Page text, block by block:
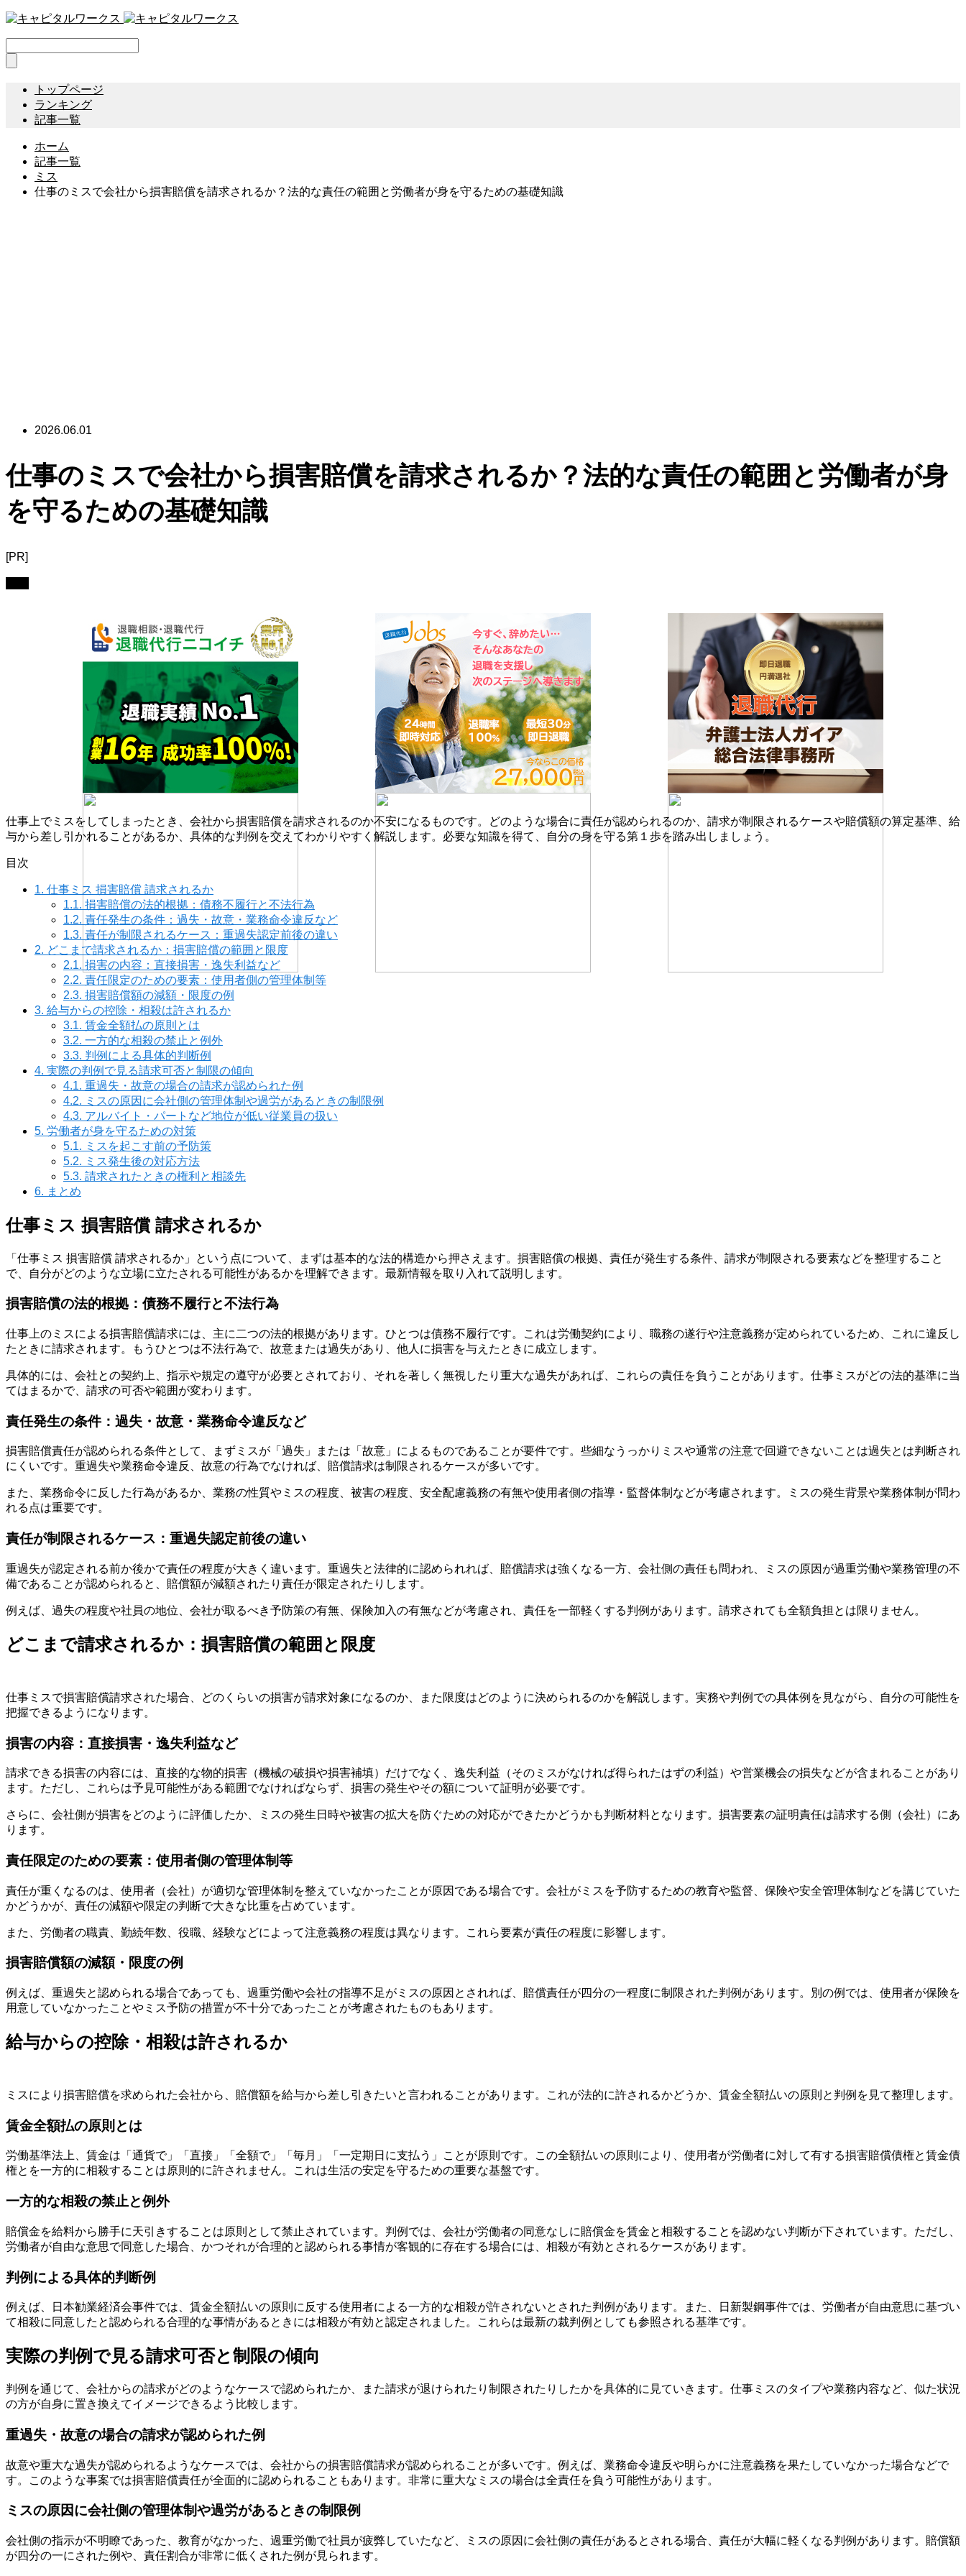
トップページ
ランキング
記事一覧
ホーム
記事一覧
ミス
仕事のミスで会社から損害賠償を請求されるか？法的な責任の範囲と労働者が身を守るための基礎知識
2026.06.01
仕事のミスで会社から損害賠償を請求されるか？法的な責任の範囲と労働者が身
を守るための基礎知識
[PR]
仕事上でミスをしてしまったとき、会社から損害賠償を請求されるのか不安になるものです。どのような場合に責任が認められるのか、請求が制限されるケースや賠償額の算定基準、給
与から差し引かれることがあるか、具体的な判例を交えてわかりやすく解説します。必要な知識を得て、自分の身を守る第１歩を踏み出しましょう。
目次
1. 仕事ミス 損害賠償 請求されるか
1.1. 損害賠償の法的根拠：債務不履行と不法行為
1.2. 責任発生の条件：過失・故意・業務命令違反など
1.3. 責任が制限されるケース：重過失認定前後の違い
2. どこまで請求されるか：損害賠償の範囲と限度
2.1. 損害の内容：直接損害・逸失利益など
2.2. 責任限定のための要素：使用者側の管理体制等
2.3. 損害賠償額の減額・限度の例
3. 給与からの控除・相殺は許されるか
3.1. 賃金全額払の原則とは
3.2. 一方的な相殺の禁止と例外
3.3. 判例による具体的判断例
4. 実際の判例で見る請求可否と制限の傾向
4.1. 重過失・故意の場合の請求が認められた例
4.2. ミスの原因に会社側の管理体制や過労があるときの制限例
4.3. アルバイト・パートなど地位が低い従業員の扱い
5. 労働者が身を守るための対策
5.1. ミスを起こす前の予防策
5.2. ミス発生後の対応方法
5.3. 請求されたときの権利と相談先
6. まとめ
仕事ミス 損害賠償 請求されるか
「仕事ミス 損害賠償 請求されるか」という点について、まずは基本的な法的構造から押さえます。損害賠償の根拠、責任が発生する条件、請求が制限される要素などを整理すること
で、自分がどのような立場に立たされる可能性があるかを理解できます。最新情報を取り入れて説明します。
損害賠償の法的根拠：債務不履行と不法行為
仕事上のミスによる損害賠償請求には、主に二つの法的根拠があります。ひとつは債務不履行です。これは労働契約により、職務の遂行や注意義務が定められているため、これに違反し
たときに請求されます。もうひとつは不法行為で、故意または過失があり、他人に損害を与えたときに成立します。
具体的には、会社との契約上、指示や規定の遵守が必要とされており、それを著しく無視したり重大な過失があれば、これらの責任を負うことがあります。仕事ミスがどの法的基準に当
てはまるかで、請求の可否や範囲が変わります。
責任発生の条件：過失・故意・業務命令違反など
損害賠償責任が認められる条件として、まずミスが「過失」または「故意」によるものであることが要件です。些細なうっかりミスや通常の注意で回避できないことは過失とは判断され
にくいです。重過失や業務命令違反、故意の行為でなければ、賠償請求は制限されるケースが多いです。
また、業務命令に反した行為があるか、業務の性質やミスの程度、被害の程度、安全配慮義務の有無や使用者側の指導・監督体制などが考慮されます。ミスの発生背景や業務体制が問わ
れる点は重要です。
責任が制限されるケース：重過失認定前後の違い
重過失が認定される前か後かで責任の程度が大きく違います。重過失と法律的に認められれば、賠償請求は強くなる一方、会社側の責任も問われ、ミスの原因が過重労働や業務管理の不
備であることが認められると、賠償額が減額されたり責任が限定されたりします。
例えば、過失の程度や社員の地位、会社が取るべき予防策の有無、保険加入の有無などが考慮され、責任を一部軽くする判例があります。請求されても全額負担とは限りません。
どこまで請求されるか：損害賠償の範囲と限度
仕事ミスで損害賠償請求された場合、どのくらいの損害が請求対象になるのか、また限度はどのように決められるのかを解説します。実務や判例での具体例を見ながら、自分の可能性を
把握できるようになります。
損害の内容：直接損害・逸失利益など
請求できる損害の内容には、直接的な物的損害（機械の破損や損害補填）だけでなく、逸失利益（そのミスがなければ得られたはずの利益）や営業機会の損失などが含まれることがあり
ます。ただし、これらは予見可能性がある範囲でなければならず、損害の発生やその額について証明が必要です。
さらに、会社側が損害をどのように評価したか、ミスの発生日時や被害の拡大を防ぐための対応ができたかどうかも判断材料となります。損害要素の証明責任は請求する側（会社）にあ
ります。
責任限定のための要素：使用者側の管理体制等
責任が重くなるのは、使用者（会社）が適切な管理体制を整えていなかったことが原因である場合です。会社がミスを予防するための教育や監督、保険や安全管理体制などを講じていた
かどうかが、責任の減額や限定の判断で大きな比重を占めています。
また、労働者の職責、勤続年数、役職、経験などによって注意義務の程度は異なります。これら要素が責任の程度に影響します。
損害賠償額の減額・限度の例
例えば、重過失と認められる場合であっても、過重労働や会社の指導不足がミスの原因とされれば、賠償責任が四分の一程度に制限された判例があります。別の例では、使用者が保険を
用意していなかったことやミス予防の措置が不十分であったことが考慮されたものもあります。
給与からの控除・相殺は許されるか
ミスにより損害賠償を求められた会社から、賠償額を給与から差し引きたいと言われることがあります。これが法的に許されるかどうか、賃金全額払いの原則と判例を見て整理します。
賃金全額払の原則とは
労働基準法上、賃金は「通貨で」「直接」「全額で」「毎月」「一定期日に支払う」ことが原則です。この全額払いの原則により、使用者が労働者に対して有する損害賠償債権と賃金債
権とを一方的に相殺することは原則的に許されません。これは生活の安定を守るための重要な基盤です。
一方的な相殺の禁止と例外
賠償金を給料から勝手に天引きすることは原則として禁止されています。判例では、会社が労働者の同意なしに賠償金を賃金と相殺することを認めない判断が下されています。ただし、
労働者が自由な意思で同意した場合、かつそれが合理的と認められる事情が客観的に存在する場合には、相殺が有効とされるケースがあります。
判例による具体的判断例
例えば、日本勧業経済会事件では、賃金全額払いの原則に反する使用者による一方的な相殺が許されないとされた判例があります。また、日新製鋼事件では、労働者が自由意思に基づい
て相殺に同意したと認められる合理的な事情があるときには相殺が有効と認定されました。これらは最新の裁判例としても参照される基準です。
実際の判例で見る請求可否と制限の傾向
判例を通じて、会社からの請求がどのようなケースで認められたか、また請求が退けられたり制限されたりしたかを具体的に見ていきます。仕事ミスのタイプや業務内容など、似た状況
の方が自身に置き換えてイメージできるよう比較します。
重過失・故意の場合の請求が認められた例
故意や重大な過失が認められるようなケースでは、会社からの損害賠償請求が認められることが多いです。例えば、業務命令違反や明らかに注意義務を果たしていなかった場合などで
す。このような事案では損害賠償責任が全面的に認められることもあります。非常に重大なミスの場合は全責任を負う可能性があります。
ミスの原因に会社側の管理体制や過労があるときの制限例
会社側の指示が不明瞭であった、教育がなかった、過重労働で社員が疲弊していたなど、ミスの原因に会社側の責任があるとされる場合、責任が大幅に軽くなる判例があります。賠償額
が四分の一にされた例や、責任割合が非常に低くされた例が見られます。